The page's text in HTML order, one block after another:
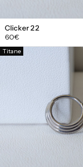
Clicker 22
Prix
régulier
60€
Titane